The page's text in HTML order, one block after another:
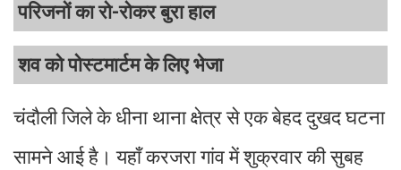
परिजनों का रो-रोकर बुरा हाल
शव को पोस्टमार्टम के लिए भेजा
चंदौली जिले के धीना थाना क्षेत्र से एक बेहद दुखद घटना
सामने आई है। यहाँ करजरा गांव में शुक्रवार की सुबह